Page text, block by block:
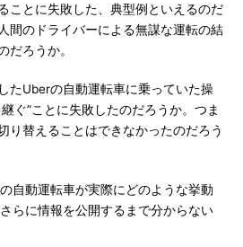
ことに失敗した、典型例といえるのだ
間のドライバーによる無謀な運転の結
だろうか。
たUberの自動運転車に乗っていた操
ぐ”ことに失敗したのだろうか。つま
り替えることはできなかったのだろう
自動運転車が実際にどのような挙動
らに情報を公開するまで分からない